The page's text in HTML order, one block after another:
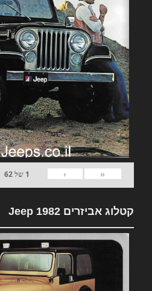
«
‹
1 של62
קטלוג אביזרים 1982 Jeep